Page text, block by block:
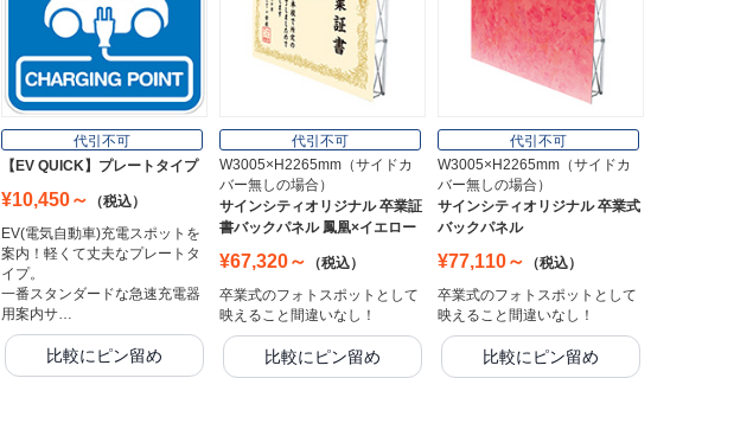
代引不可
【EV QUICK】プレートタイプ
¥10,450～
（税込）
EV(電気自動車)充電スポットを
案内！軽くて丈夫なプレートタ
イプ。
一番スタンダードな急速充電器
用案内サ…
比較にピン留め
代引不可
W3005×H2265mm（サイドカ
バー無しの場合）
サインシティオリジナル 卒業証
書バックパネル 鳳凰×イエロー
¥67,320～
（税込）
卒業式のフォトスポットとして
映えること間違いなし！
比較にピン留め
代引不可
W3005×H2265mm（サイドカ
バー無しの場合）
サインシティオリジナル 卒業式
バックパネル
¥77,110～
（税込）
卒業式のフォトスポットとして
映えること間違いなし！
比較にピン留め